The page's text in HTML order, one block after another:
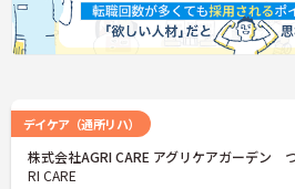
デイケア（通所リハ）
株式会社AGRI CARE アグリケアガーデン
RI CARE